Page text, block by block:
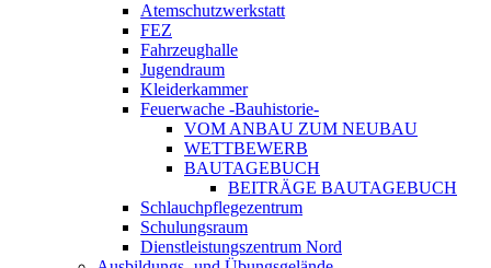
Atemschutzwerkstatt
FEZ
Fahrzeughalle
Jugendraum
Kleiderkammer
Feuerwache -Bauhistorie-
VOM ANBAU ZUM NEUBAU
WETTBEWERB
BAUTAGEBUCH
BEITRÄGE BAUTAGEBUCH
Schlauchpflegezentrum
Schulungsraum
Dienstleistungszentrum Nord